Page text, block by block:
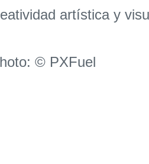
artística y
© PXFuel